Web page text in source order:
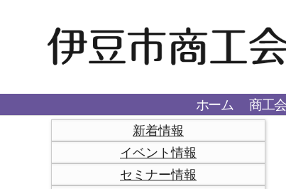
ホーム 商工
新着情報
イベント情報
セミナー情報